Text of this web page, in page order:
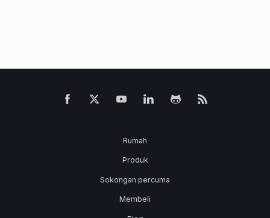
Rumah
Produk
Sokongan percuma
Membeli